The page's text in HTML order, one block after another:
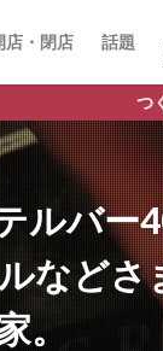
店・閉店 話題
ば市のデイリーラ
ルバー
など
。